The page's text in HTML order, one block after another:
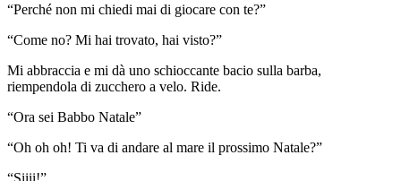
“Perché non mi chiedi mai di giocare con te?”
“Come no? Mi hai trovato, hai visto?”
Mi abbraccia e mi dà uno schioccante bacio sulla barba,
riempendola di zucchero a velo. Ride.
“Ora sei Babbo Natale”
“Oh oh oh! Ti va di andare al mare il prossimo Natale?”
“Siiii!”